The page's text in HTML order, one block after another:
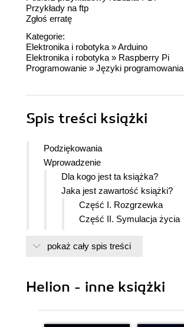
Przykłady na ftp
Zgłoś erratę
Kategorie:
Elektronika i robotyka »Arduino
Elektronika i robotyka » Raspberry Pi
Programowanie » Języki programowania
Spis treści książki
Podziękowania
Wprowadzenie
Dla kogo jest ta książka?
Jaka jest zawartość książki?
Część I. Rozgrzewka
Część II. Symulacja życia
Część IV. Grafika 3D
Dlaczego Python?
pokaż cały spis treści
Helion - inne książki